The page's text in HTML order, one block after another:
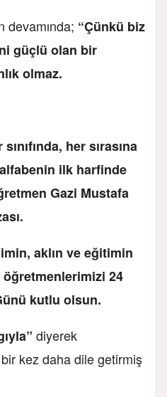
devamında; “Çünkü biz
güçlü olan bir
olmaz.
her sırasına
ilk harfinde
Gazi Mustafa
aklın ve eğitimin
öğretmenlerimizi 24
kutlu olsun.
diyerek
kez daha dile getirmiş